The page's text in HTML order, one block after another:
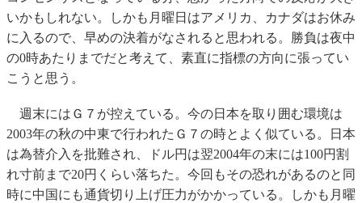
いかもしれない。しかも月曜日はアメリカ、カナダはお休み
に入るので、早めの決着がなされると思われる。勝負は夜中
の0時あたりまでだと考えて、素直に指標の方向に張ってい
こうと思う。
週末にはＧ７が控えている。今の日本を取り囲む環境は
2003年の秋の中東で行われたＧ７の時とよく似ている。日本
は為替介入を批難され、ドル円は翌2004年の末には100円割
れ寸前まで20円くらい落ちた。今回もその恐れがあるのと同
時に中国にも通貨切り上げ圧力がかかっている。しかも月曜